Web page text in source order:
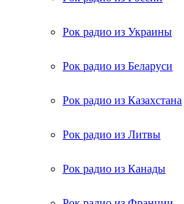
Рок радио из Украины
Рок радио из Беларуси
Рок радио из Казахстана
Рок радио из Литвы
Рок радио из Канады